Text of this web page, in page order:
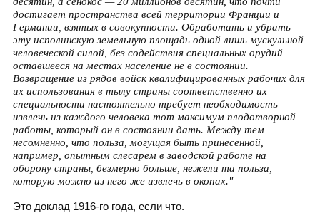
достигает пространства всей территории Франции и
Германии, взятых в совокупности. Обработать и убрать
эту исполинскую земельную площадь одной лишь мускульной
человеческой силой, без содействия специальных орудий
оставшееся на местах население не в состоянии.
Возвращение из рядов войск квалифицированных рабочих для
их использования в тылу страны соответственно их
специальности настоятельно требует необходимость
извлечь из каждого человека тот максимум плодотворной
работы, который он в состоянии дать. Между тем
несомненно, что польза, могущая быть принесенной,
например, опытным слесарем в заводской работе на
оборону страны, безмерно больше, нежели та польза,
которую можно из него же извлечь в окопах."
Это доклад 1916-го года, если что.